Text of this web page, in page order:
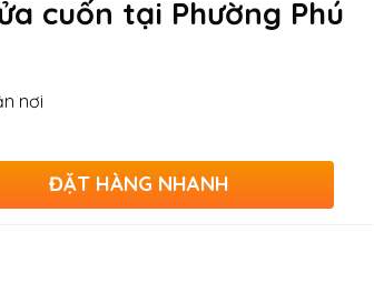
cuốn tại Phường Phú
nơi
ĐẶT HÀNG NHANH